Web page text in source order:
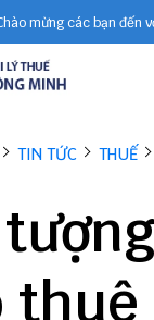
mừng các bạn đến
TIN TỨC THUẾ
thuê